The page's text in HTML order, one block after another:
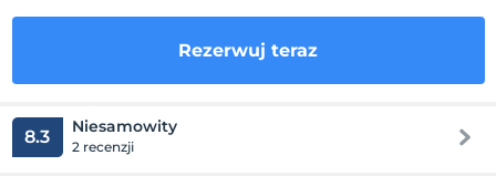
Rezerwuj teraz
8.3 Niesamowity
2 recenzji